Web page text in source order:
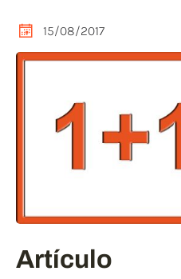
15/08/2017
Artículo